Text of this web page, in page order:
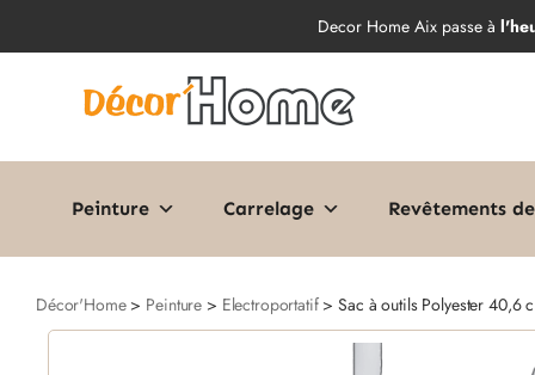
Decor Home Aix passe à
Peinture Carrelage Revêtements
Décor'Home> Peinture > Electroportatif> Sac à outils Polyester 40,6